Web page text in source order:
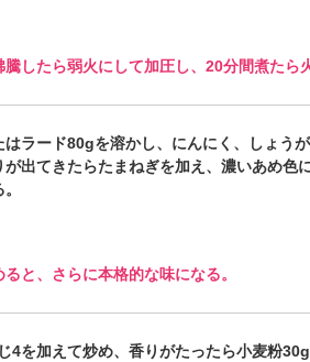
したら弱火にして加圧し、20分間煮たら
はラード80gを溶かし、にんにく、しょう
が出てきたらたまねぎを加え、濃いあめ色
と、さらに本格的な味になる。
4を加えて炒め、香りがたったら小麦粉